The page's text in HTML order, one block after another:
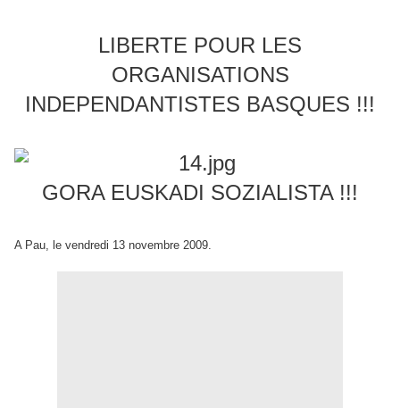
LIBERTE POUR LES
ORGANISATIONS
INDEPENDANTISTES BASQUES !!!
GORA EUSKADI SOZIALISTA !!!
A Pau, le vendredi 13 novembre 2009.